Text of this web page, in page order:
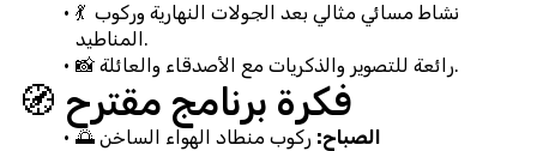
💃 نشاط مسائي مثالي بعد الجولات النهارية وركوب
المناطيد.
📸 رائعة للتصوير والذكريات مع الأصدقاء والعائلة.
🧭 فكرة برنامج مقترح
🌅 الصباح: ركوب منطاد الهواء الساخن